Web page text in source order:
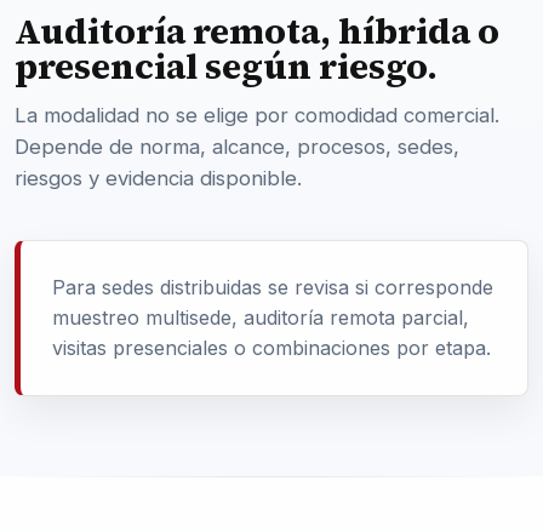
Auditoría remota, híbrida o
presencial según riesgo.
La modalidad no se elige por comodidad comercial.
Depende de norma, alcance, procesos, sedes,
riesgos y evidencia disponible.
Para sedes distribuidas se revisa si corresponde
muestreo multisede, auditoría remota parcial,
visitas presenciales o combinaciones por etapa.